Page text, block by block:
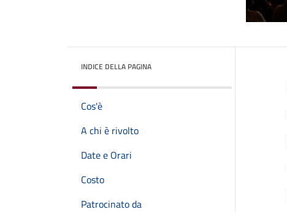
INDICE DELLA PAGINA
Cos'è
A chi è rivolto
Date e Orari
Costo
Patrocinato da